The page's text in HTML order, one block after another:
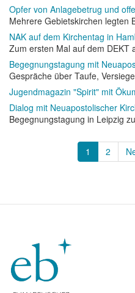
Opfer von Anlagebetrug und
Mehrere Gebietskirchen legten
NAK auf dem Kirchentag in
Zum ersten Mal auf dem DEKT
Begegnungstagung mit
Gespräche über Taufe,
Jugendmagazin "Spirit" mit
Dialog mit Neuapostolischer
Begegnungstagung in Leipzig
Seitennummerierung
Aktuelle
Seite
1 Page
2